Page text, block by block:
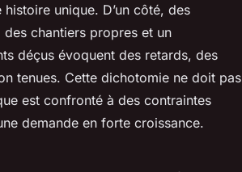
unique. D’un côté, des
chantiers propres et un
déçus évoquent des retards, des
tenues. Cette dichotomie ne doit pas
est confronté à des contraintes
demande en forte croissance.